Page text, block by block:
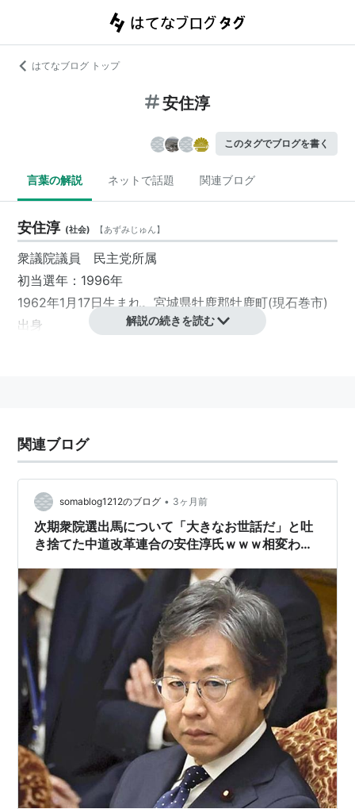
はてなブログ トップ
安住淳
このタグでブログを書く
言葉の解説 ネットで話題 関連ブログ
安住淳 (社会) 【あずみじゅん】
衆議院議員 民主党所属
初当選年：1996年
1962年1月17日生まれ。宮城県牡鹿郡牡鹿町(現石巻市)
出身
言動
東北大震災後のガソリン不足対策案として「学校のプー
ルにガソリンを貯蔵できないか」と言った。
略歴
解説の続きを読む
関連ブログ
somablog1212のブログ • 3ヶ月前
次期衆院選出馬について「大きなお世話だ」と吐
き捨てた中道改革連合の安住淳氏ｗｗｗ相変わら